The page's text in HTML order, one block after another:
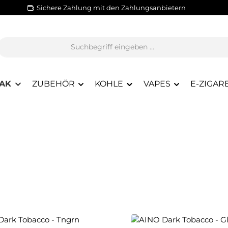
Sichere Zahlung mit den Zahlungsanbietern
ZUBEHÖR KOHLE VAPES E-